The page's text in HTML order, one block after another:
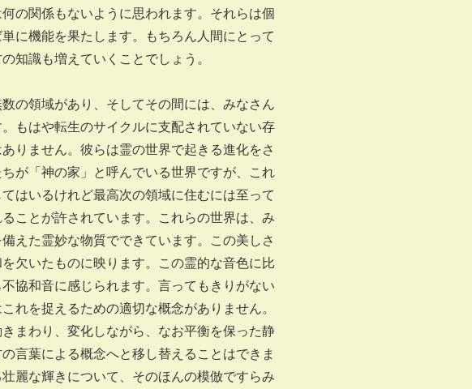
の関係もないように思われます。それらは個
に機能を果たします。もちろん人間にとって
知識も増えていくことでしょう。
の領域があり、そしてその間には、みなさん
もはや転生のサイクルに支配されていない存
りません。彼らは霊の世界で起きる進化をさ
が「神の家」と呼んでいる世界ですが、これ
はいるけれど最高次の領域に住むには至って
ことが許されています。これらの世界は、み
えた霊妙な物質でできています。この美しさ
欠いたものに映ります。この霊的な音色に比
協和音に感じられます。言ってもきりがない
れを捉えるための適切な概念がありません。
まわり、変化しながら、なお平衡を保った静
言葉による概念へと移し替えることはできま
麗な輝きについて、そのほんの模倣ですらみ